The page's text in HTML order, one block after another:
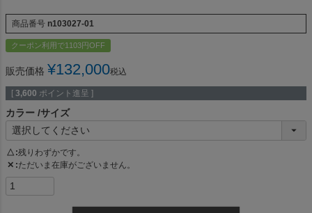
商品番号 n103027-01
クーポン利用で1103円OFF
販売価格 ¥132,000税込
[ 3,600 ポイント進呈 ]
カラー サイズ
△ 残りわずかです。
✕ ただいま在庫がございません。